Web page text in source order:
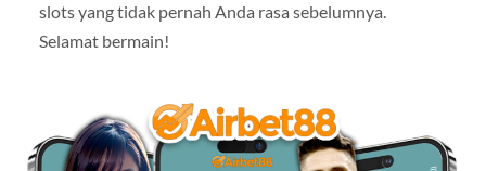
slots yang tidak pernah Anda rasa sebelumnya.
Selamat bermain!